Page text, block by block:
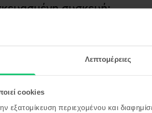
Λεπτομέρειες
cookies
εξατομίκευση περιεχομένου και
συσκευή;